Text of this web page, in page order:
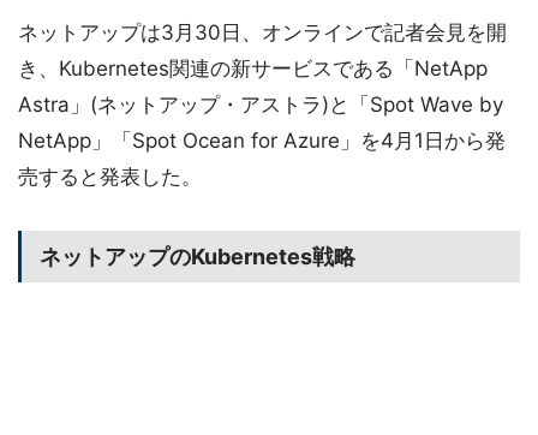
ネットアップは3月30日、オンラインで記者会見を開
き、Kubernetes関連の新サービスである「NetApp
Astra」(ネットアップ・アストラ)と「Spot Wave by
NetApp」「Spot Ocean for Azure」を4月1日から発
売すると発表した。
ネットアップのKubernetes戦略